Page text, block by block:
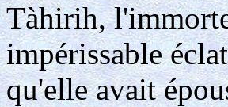
Tàhirih,
impérissable
qu'elle avait